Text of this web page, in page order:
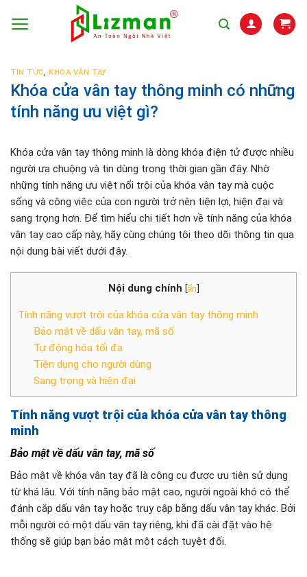
TIN TỨC,KHÓA VÂN TAY
Khóa cửa vân tay thông minh có những
tính năng ưu việt gì?
Khóa cửa vân tay thông minh là dòng khóa điện tử được nhiều
người ưa chuộng và tin dùng trong thời gian gần đây. Nhờ
những tính năng ưu việt nổi trội của khóa vân tay mà cuộc
sống và công việc của con người trở nên tiện lợi, hiện đại và
sang trọng hơn. Để tìm hiểu chi tiết hơn về tính năng của khóa
vân tay cao cấp này, hãy cùng chúng tôi theo dõi thông tin qua
nội dung bài viết dưới đây.
Nội dung chính [ẩn]
Tính năng vượt trội của khóa cửa vân tay thông minh
Bảo mật về dấu vân tay, mã số
Tự động hóa tối đa
Tiện dụng cho người dùng
Sang trọng và hiện đại
Tính năng vượt trội của khóa cửa vân tay thông
minh
Bảo mật về dấu vân tay, mã số
Bảo mật về khóa vân tay đã là công cụ được ưu tiên sử dụng
từ khá lâu. Với tính năng bảo mật cao, người ngoài khó có thể
đánh cắp dấu vân tay hoặc truy cập bằng dấu vân tay khác. Bởi
mỗi người có một dấu vân tay riêng, khi đã cài đặt vào hệ
thống sẽ giúp bạn bảo mật một cách tuyệt đối.